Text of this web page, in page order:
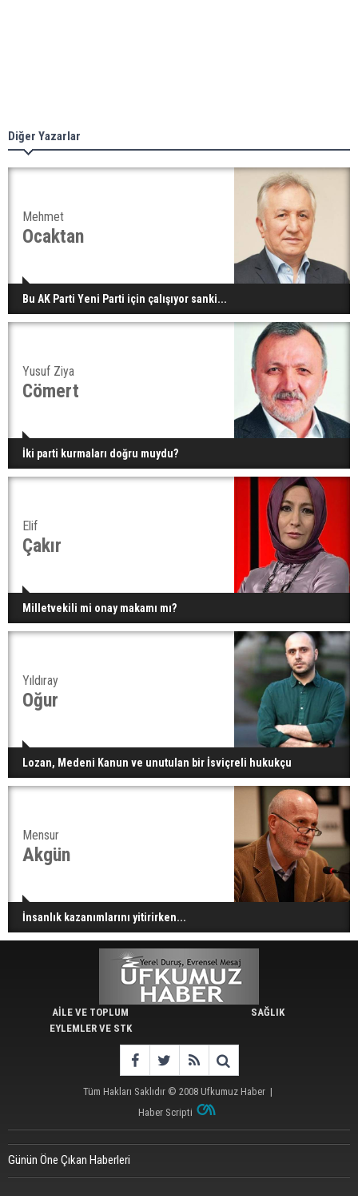
Diğer Yazarlar
Mehmet
Ocaktan
Bu AK Parti Yeni Parti için çalışıyor sanki...
Yusuf Ziya
Cömert
İki parti kurmaları doğru muydu?
Elif
Çakır
Milletvekili mi onay makamı mı?
Yıldıray
Oğur
Lozan, Medeni Kanun ve unutulan bir İsviçreli hukukçu
Mensur
Akgün
İnsanlık kazanımlarını yitirirken...
AİLE VE TOPLUM
EYLEMLER VE STK
SAĞLIK
Tüm Hakları Saklıdır © 2008 Ufkumuz Haber |
Haber Scripti
Günün Öne Çıkan Haberleri